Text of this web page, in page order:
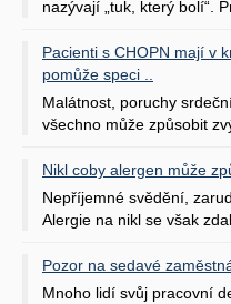
nazývají „tuk, který bolí“.
Pacienti s CHOPN mají v
pomůže speci ..
Malátnost, poruchy
všechno může způsobit
Nikl coby alergen může
Nepříjemné svědění,
Alergie na nikl se však
Pozor na sedavé
Mnoho lidí svůj pracovní